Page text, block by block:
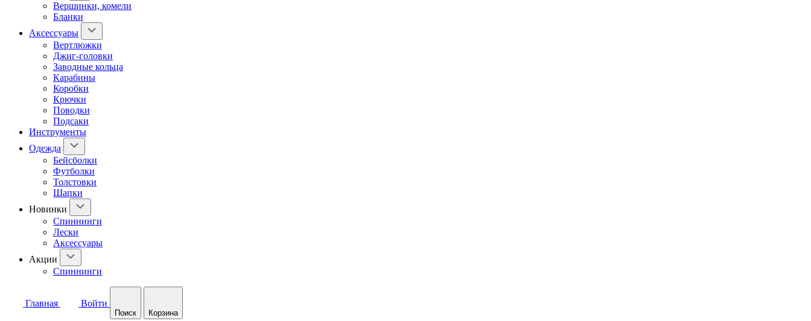
Вершинки, комели
Бланки
Аксессуары
Вертлюжки
Джиг-головки
Заводные кольца
Карабины
Коробки
Крючки
Поводки
Подсаки
Инструменты
Одежда
Бейсболки
Футболки
Толстовки
Шапки
Новинки
Спиннинги
Лески
Аксессуары
Акции
Спиннинги
Главная Войти
Поиск Корзина